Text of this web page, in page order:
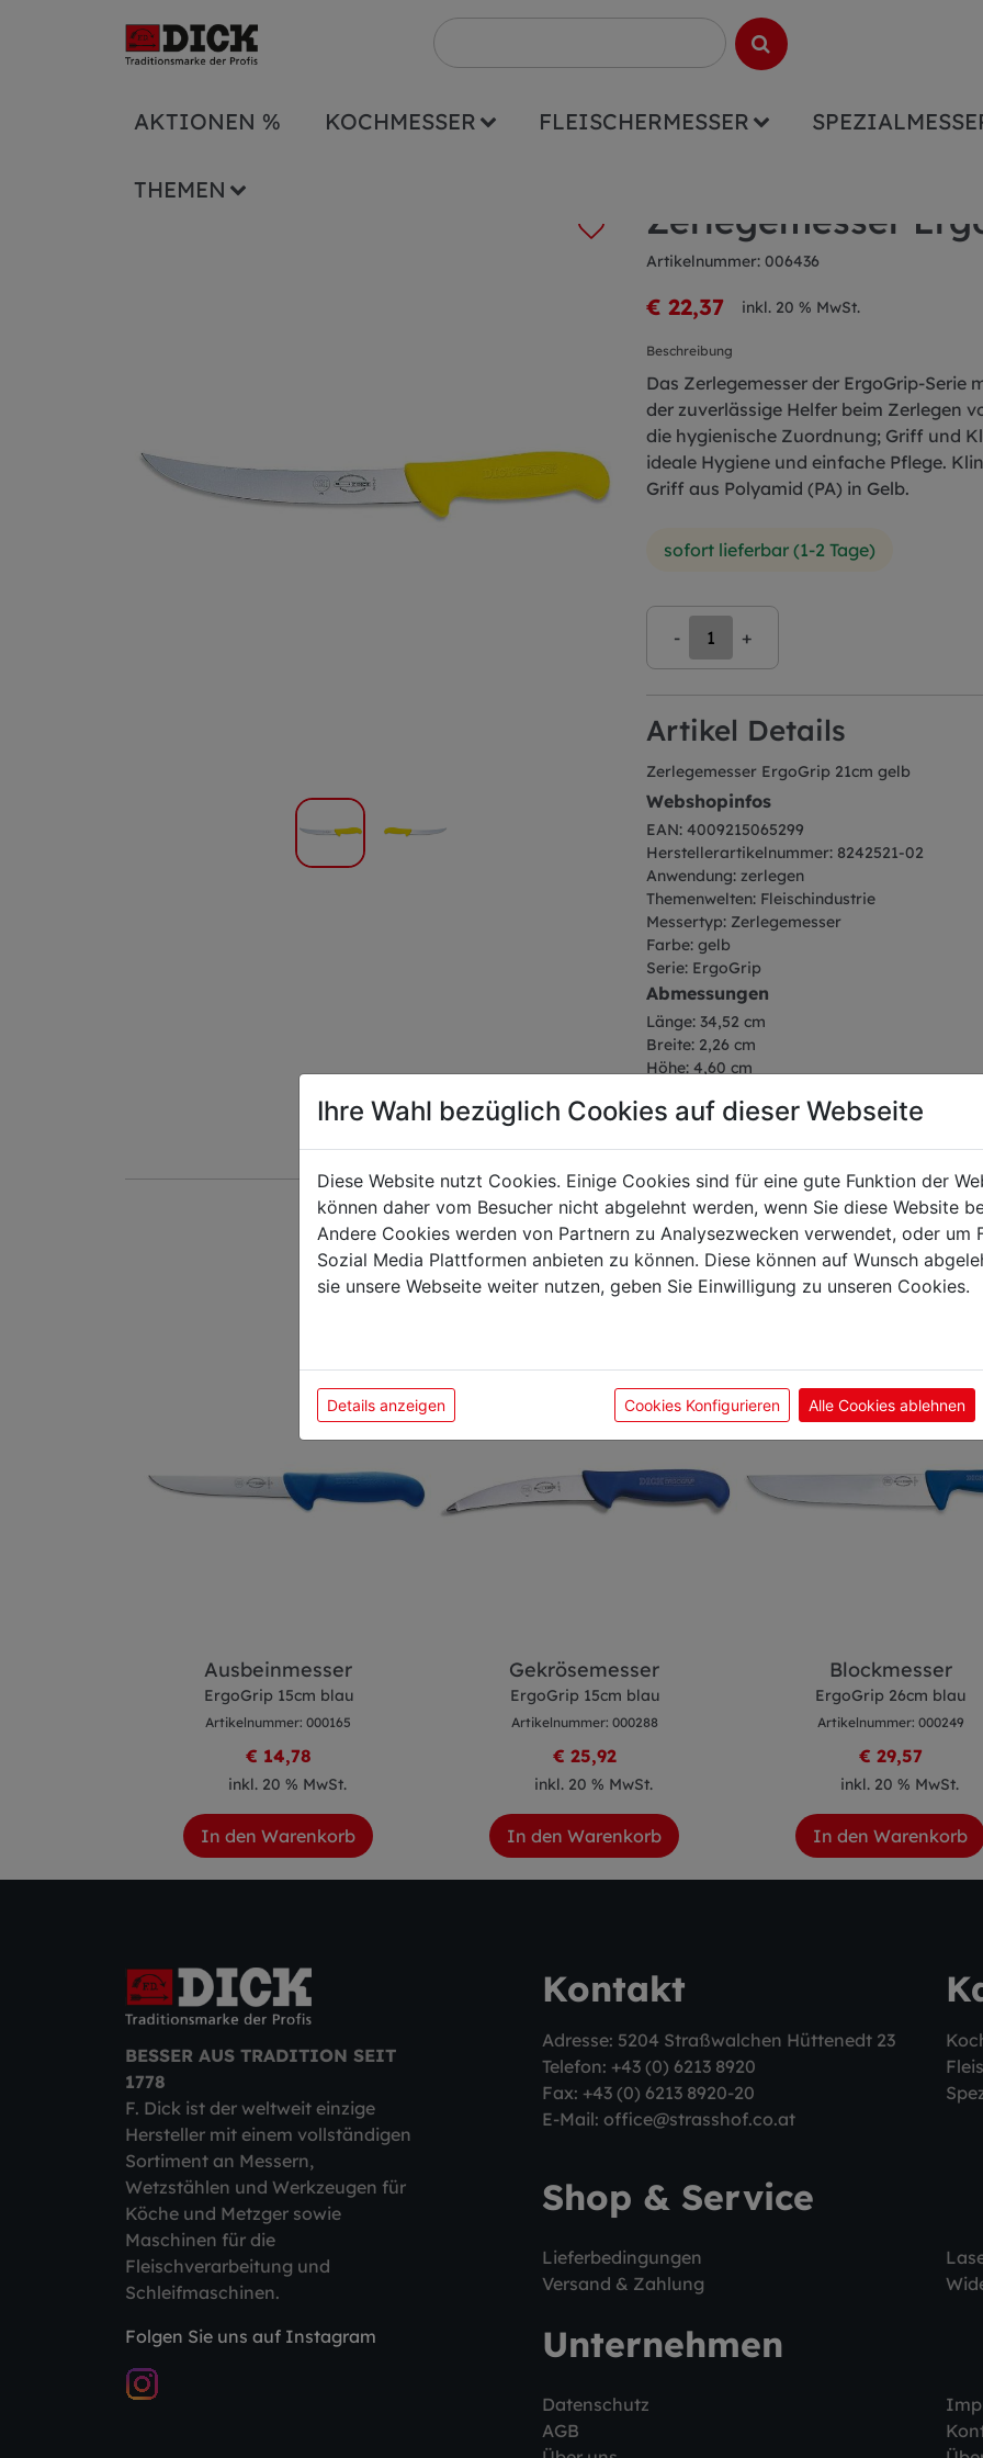
AKTIONEN % KOCHMESSER FLEISCHERMESSER
THEMEN
Zerlegemesser
Artikelnummer: 006436
€ 22,37 inkl. 20 % MwSt.
Beschreibung
Das Zerlegemesser der ErgoGrip-
der zuverlässige Helfer beim Zerlegen
die hygienische Zuordnung; Griff und
ideale Hygiene und einfache Pflege.
Griff aus Polyamid (PA) in Gelb.
sofort lieferbar (1-2 Tage)
- +
Artikel Details
Zerlegemesser ErgoGrip 21cm gelb
Webshopinfos
EAN: 4009215065299
Herstellerartikelnummer: 8242521-02
Anwendung: zerlegen
Themenwelten: Fleischindustrie
Messertyp: Zerlegemesser
Farbe: gelb
Serie: ErgoGrip
Abmessungen
Länge: 34,52 cm
Breite: 2,26 cm
Höhe: 4,60 cm
Klingenlänge: 21 cm
Das könnte Sie auch
Ausbeinmesser
ErgoGrip 15cm blau
Artikelnummer: 000165
€ 14,78
inkl. 20 % MwSt.
In den Warenkorb
Gekrösemesser
ErgoGrip 15cm blau
Artikelnummer: 000288
€ 25,92
inkl. 20 % MwSt.
In den Warenkorb
Blockmesser
ErgoGrip 26cm blau
Artikelnummer: 000249
€ 29,57
inkl. 20 % MwSt.
In den Warenkorb
BESSER AUS TRADITION SEIT
1778
F. Dick ist der weltweit einzige
Hersteller mit einem vollständigen
Sortiment an Messern,
Wetzstählen und Werkzeugen für
Köche und Metzger sowie
Maschinen für die
Fleischverarbeitung und
Schleifmaschinen.
Folgen Sie uns auf Instagram
Kontakt
Adresse: 5204 Straßwalchen Hüttenedt 23
Telefon: +43 (0) 6213 8920
Fax: +43 (0) 6213 8920-20
E-Mail: office@strasshof.co.at
Shop & Service
Lieferbedingungen
Versand & Zahlung
Unternehmen
Datenschutz
AGB
Ihre Wahl bezüglich Cookies auf dieser Webseite
Diese Website nutzt Cookies. Einige Cookies sind für eine gute Funktion der
können daher vom Besucher nicht abgelehnt werden, wenn Sie diese Website
Andere Cookies werden von Partnern zu Analysezwecken verwendet, oder um
Sozial Media Plattformen anbieten zu können. Diese können auf Wunsch
sie unsere Webseite weiter nutzen, geben Sie Einwilligung zu unseren Cookies.
Details anzeigen Cookies Konfigurieren Alle Cookies ablehnen